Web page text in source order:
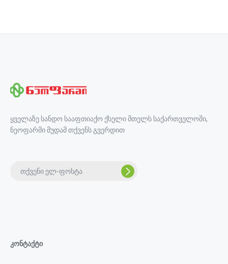
ყველაზე სანდო სააფთიაქო ქსელი მთელს საქართველოში,
ნეოფარმი მუდამ თქვენს გვერდით
კონტაქტი